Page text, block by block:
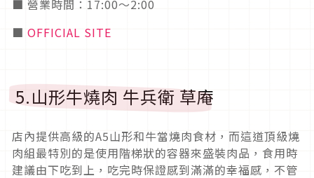
■ 營業時間：17:00～2:00
■ OFFICIAL SITE
5.山形牛燒肉 牛兵衛 草庵
店內提供高級的A5山形和牛當燒肉食材，而這道頂級燒
肉組最特別的是使用階梯狀的容器來盛裝肉品，食用時
建議由下吃到上，吃完時保證感到滿滿的幸福感，不管